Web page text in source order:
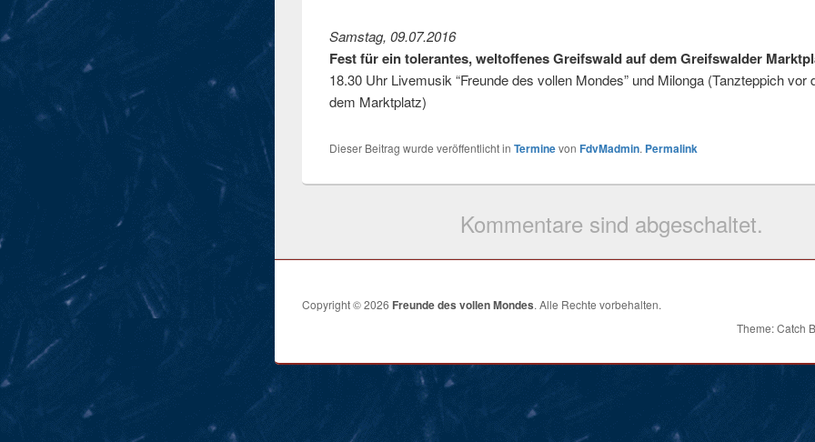
Samstag, 09.07.2016
Fest für ein tolerantes, weltoffenes Greifswald auf dem Greifswalder
18.30 Uhr Livemusik “Freunde des vollen Mondes” und Milonga (Tanzteppich vor
dem Marktplatz)
Dieser Beitrag wurde veröffentlicht in Terminevon FdvMadmin. Permalink
Kommentare sind abgeschaltet.
Copyright © 2026 Freunde des vollen Mondes. Alle Rechte vorbehalten.
Theme: Catch